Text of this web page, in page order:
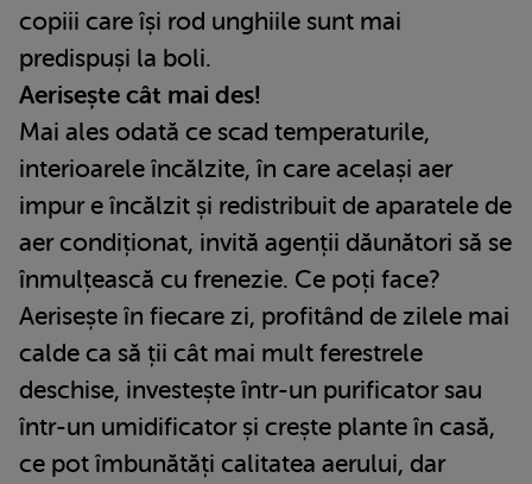
copiii care își rod unghiile sunt mai
predispuși la boli.
Aerisește cât mai des!
Mai ales odată ce scad temperaturile,
interioarele încălzite, în care același aer
impur e încălzit și redistribuit de aparatele de
aer condiționat, invită agenții dăunători să se
înmulțească cu frenezie. Ce poți face?
Aerisește în fiecare zi, profitând de zilele mai
calde ca să ții cât mai mult ferestrele
deschise, investește într-un purificator sau
într-un umidificator și crește plante în casă,
ce pot îmbunătăți calitatea aerului, dar